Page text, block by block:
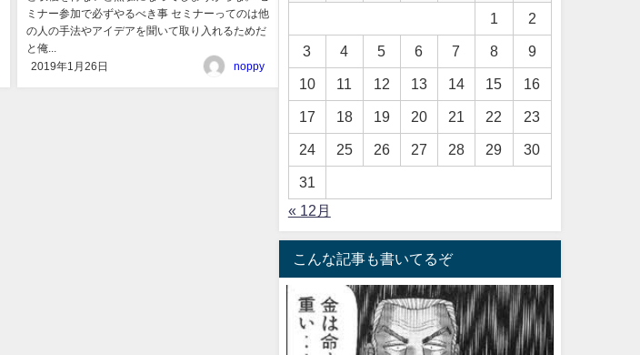
ミナー参加で必ずやるべき事 セミナーってのは他
の人の手法やアイデアを聞いて取り入れるためだ
と俺...
2019年1月26日
noppy
1 2
3 4 5 6 7 8 9
10 11 12 13 14 15 16
17 18 19 20 21 22 23
24 25 26 27 28 29 30
31
« 12月
こんな記事も書いてるぞ